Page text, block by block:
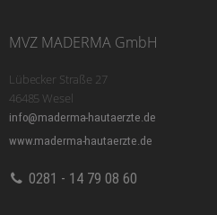
MVZ MADERMA GmbH
Lübecker Straße 27
46485 Wesel
info@maderma-hautaerzte.de
www.maderma-hautaerzte.de
0281 - 14 79 08 60